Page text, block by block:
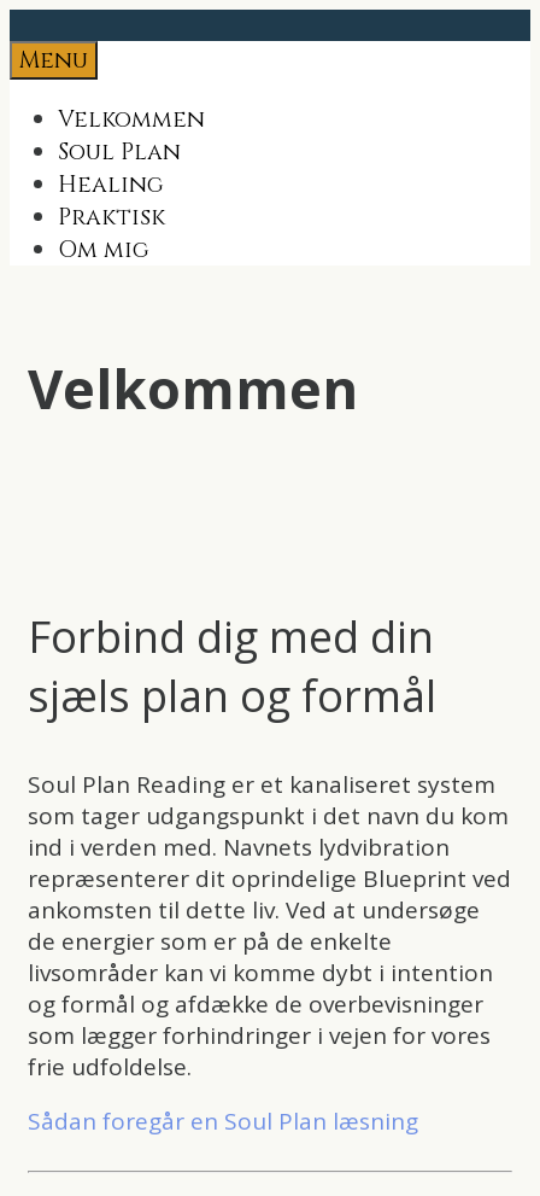
to
content
Menu
Velkommen
Soul Plan
Healing
Praktisk
Om mig
Velkommen
Forbind dig med din
sjæls plan og formål
Soul Plan Reading er et kanaliseret system
som tager udgangspunkt i det navn du kom
ind i verden med. Navnets lydvibration
repræsenterer dit oprindelige Blueprint ved
ankomsten til dette liv. Ved at undersøge
de energier som er på de enkelte
livsområder kan vi komme dybt i intention
og formål og afdække de overbevisninger
som lægger forhindringer i vejen for vores
frie udfoldelse.
Sådan foregår en Soul Plan læsning